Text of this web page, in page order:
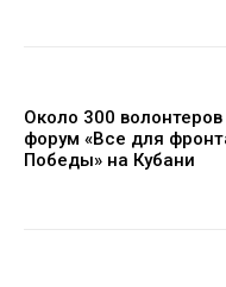
Около 300
форум «Все для
Победы» на Кубани